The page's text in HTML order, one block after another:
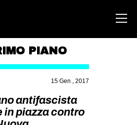
AREA
PIANO
15 Gen , 2017
antifascista
in piazza contro